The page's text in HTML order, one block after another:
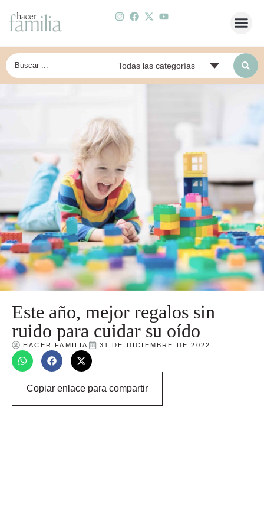
Este año, mejor regalos sin
ruido para cuidar su oído
HACER FAMILIA 31 DE DICIEMBRE DE 2022
Copiar enlace para compartir